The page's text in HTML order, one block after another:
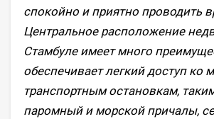
спокойно и приятно проводить
Центральное расположение
Стамбуле имеет много
обеспечивает легкий доступ ко
транспортным остановкам,
паромный и морской причалы,